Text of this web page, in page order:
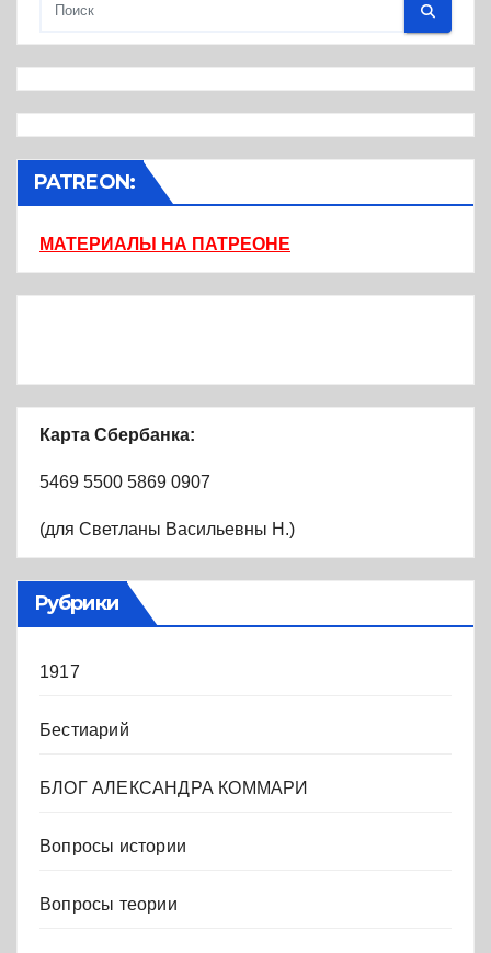
PATREON:
МАТЕРИАЛЫ НА ПАТРЕОНЕ
Карта Сбербанка:
5469 5500 5869 0907
(для Светланы Васильевны Н.)
Рубрики
1917
Бестиарий
БЛОГ АЛЕКСАНДРА КОММАРИ
Вопросы истории
Вопросы теории